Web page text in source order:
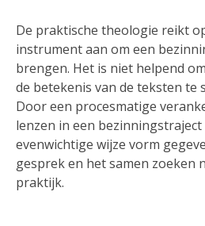
De praktische theologie reikt
instrument aan om een
brengen. Het is niet helpend
de betekenis van de teksten te
Door een procesmatige
lenzen in een
evenwichtige wijze vorm
gesprek en het samen zoeken
praktijk.